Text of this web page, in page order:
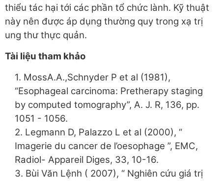
thiểu tác hại tới các phần tổ chức lành. Kỹ thuật
này nên được áp dụng thường quy trong xạ trị
ung thư thực quản.
Tài liệu tham khảo
1. MossA.A.,Schnyder P et al (1981),
“Esophageal carcinoma: Pretherapy staging
by computed tomography”, A. J. R, 136, pp.
1051 - 1056.
2. Legmann D, Palazzo L et al (2000), “
Imagerie du cancer de l’oesophage ”, EMC,
Radiol- Appareil Diges, 33, 10-16.
3. Bùi Văn Lệnh ( 2007), “ Nghiên cứu giá trị